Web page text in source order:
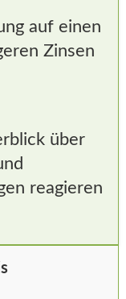
auf einen
Zinsen
über
reagieren